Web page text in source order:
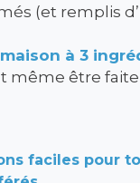
(et remplis
à 3
même être
faciles pour